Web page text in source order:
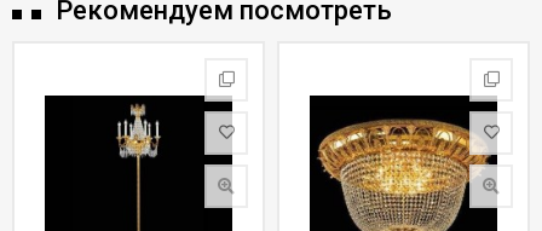
Рекомендуем посмотреть